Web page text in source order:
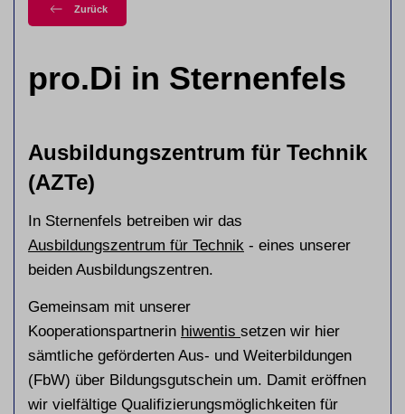
Zurück
pro.Di in Sternenfels
Ausbildungszentrum für Technik
(AZTe)
In Sternenfels betreiben wir das
Ausbildungszentrum für Technik - eines unserer
beiden Ausbildungszentren.
Gemeinsam mit unserer
Kooperationspartnerin hiwentis setzen wir hier
sämtliche geförderten Aus- und Weiterbildungen
(FbW) über Bildungsgutschein um. Damit eröffnen
wir vielfältige Qualifizierungsmöglichkeiten für